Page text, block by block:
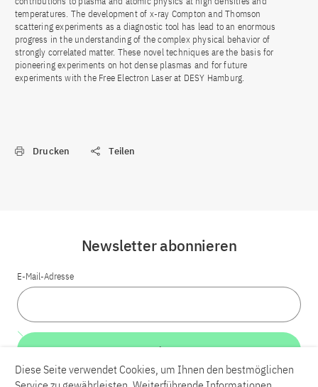
temperatures. The development of x-ray Compton and Thomson
scattering experiments as a diagnostic tool has lead to an enormous
progress in the understanding of the complex physical behavior of
strongly correlated matter. These novel techniques are the basis for
pioneering experiments on hot dense plasmas and for future
experiments with the Free Electron Laser at DESY Hamburg.
Drucken Teilen
Newsletter abonnieren
E-Mail-Adresse
Weiter
Diese Seite verwendet Cookies, um Ihnen den bestmöglichen